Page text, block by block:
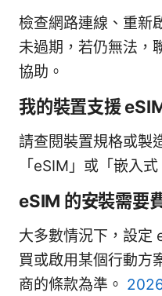
檢查網路連線、重新
未過期，若仍無法，
協助。
我的裝置支援
請查閱裝置規格或製
「eSIM」或「嵌入
eSIM 的安裝需要
大多數情況下，設定
買或啟用某個行動方
商的條款為準。